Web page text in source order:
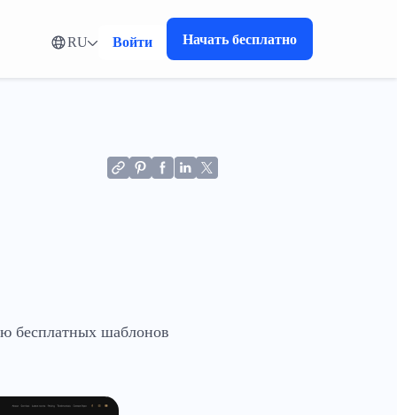
RU Войти Начать бесплатно
бесплатных шаблонов